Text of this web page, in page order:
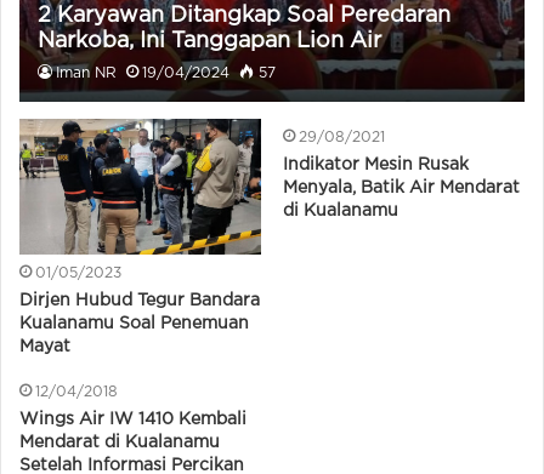
2 Karyawan Ditangkap Soal Peredaran
Narkoba, Ini Tanggapan Lion Air
Iman NR 19/04/2024 57
01/05/2023
Dirjen Hubud Tegur Bandara
Kualanamu Soal Penemuan
Mayat
29/08/2021
Indikator Mesin Rusak
Menyala, Batik Air Mendarat
di Kualanamu
12/04/2018
Wings Air IW 1410 Kembali
Mendarat di Kualanamu
Setelah Informasi Percikan